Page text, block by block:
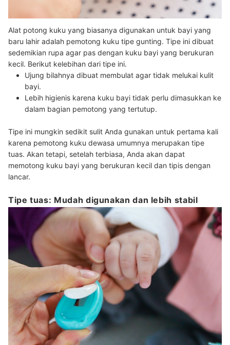
Alat potong kuku yang biasanya digunakan untuk bayi yang
baru lahir adalah pemotong kuku tipe gunting. Tipe ini dibuat
sedemikian rupa agar pas dengan kuku bayi yang berukuran
kecil. Berikut kelebihan dari tipe ini.
Ujung bilahnya dibuat membulat agar tidak melukai kulit
bayi.
Lebih higienis karena kuku bayi tidak perlu dimasukkan ke
dalam bagian pemotong yang tertutup.
Tipe ini mungkin sedikit sulit Anda gunakan untuk pertama kali
karena pemotong kuku dewasa umumnya merupakan tipe
tuas. Akan tetapi, setelah terbiasa, Anda akan dapat
memotong kuku bayi yang berukuran kecil dan tipis dengan
lancar.
Tipe tuas: Mudah digunakan dan lebih stabil